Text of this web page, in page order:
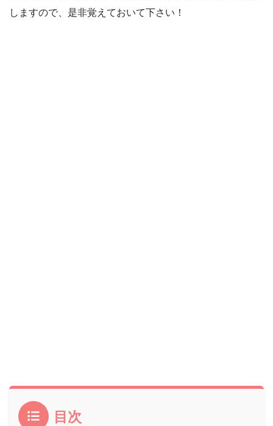
しますので、是非覚えておいて下さい！
目次